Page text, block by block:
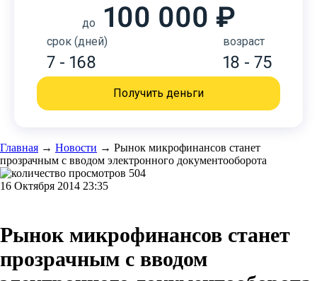
до 100 000 ₽
срок (дней)
7 - 168
возраст
18 - 75
Получить деньги
Главная → Новости → Рынок микрофинансов станет
прозрачным с вводом электронного документооборота
504
16 Октября 2014 23:35
Рынок микрофинансов станет
прозрачным с вводом